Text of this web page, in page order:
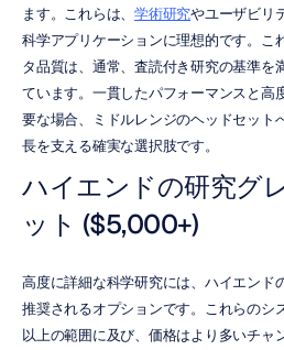
ます。これらは、 学術研究やユーザビリ
科学アプリケーションに理想的です。こ
タ品質は、通常、査読付き研究の基準を
ています。一貫したパフォーマンスと高
要な場合、ミドルレンジのヘッドセット
長を支える確実な選択肢です。
ハイエンドの研究グ
ット ($5,000+)
高度に詳細な科学研究には、ハイエンド
推奨されるオプションです。これらの
以上の範囲に及び、価格はより多いチャ